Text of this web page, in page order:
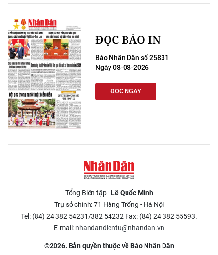
ĐỌC BÁO IN
Báo Nhân Dân số 25831
Ngày 08-08-2026
ĐỌC NGAY
Tổng Biên tập :Lê Quốc Minh
Trụ sở chính: 71 Hàng Trống - Hà Nội
Tel: (84) 24 382 54231/382 54232 Fax: (84) 24 382 55593.
E-mail: nhandandientu@nhandan.vn
©2026. Bản quyền thuộc về Báo Nhân Dân